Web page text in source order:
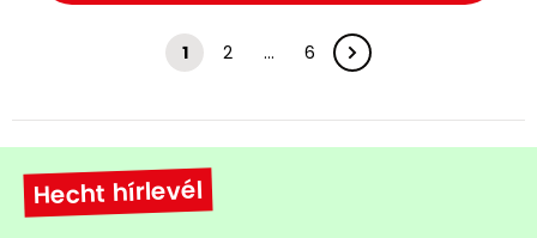
1 2 … 6
Hecht hírlevél